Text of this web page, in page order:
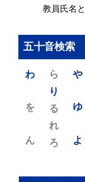
教員氏名
五十音検索
や
ゆ
よ
ら
り
る
れ
ろ
わ
を
ん